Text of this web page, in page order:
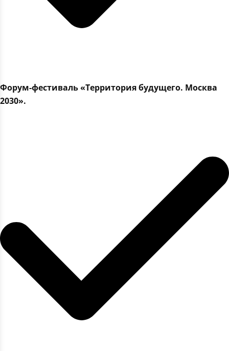
Форум-фестиваль «Территория будущего. Москва
2030».